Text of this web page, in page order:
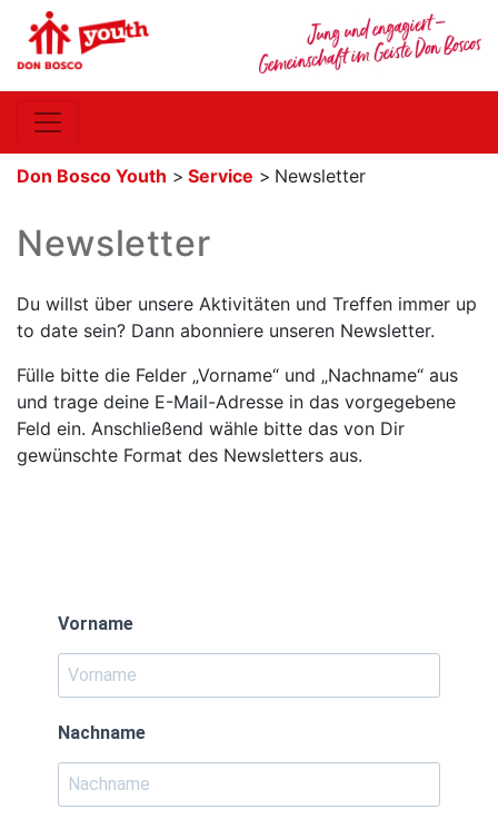
Don Bosco Youth > Service > Newsletter
Newsletter
Du willst über unsere Aktivitäten und Treffen immer up
to date sein? Dann abonniere unseren Newsletter.
Fülle bitte die Felder „Vorname“ und „Nachname“ aus
und trage deine E-Mail-Adresse in das vorgegebene
Feld ein. Anschließend wähle bitte das von Dir
gewünschte Format des Newsletters aus.
Vorname
Nachname